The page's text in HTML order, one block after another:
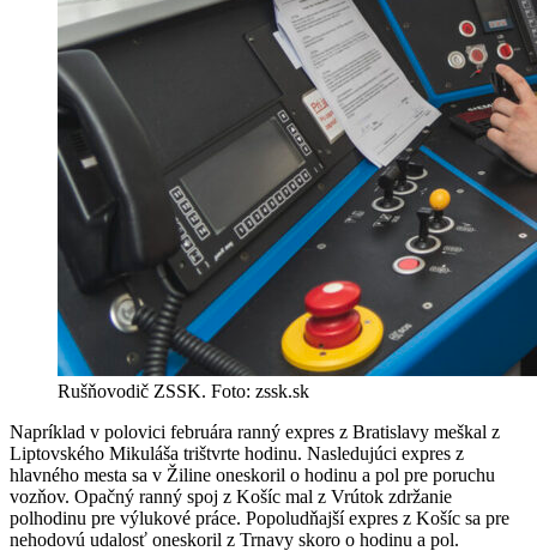
Rušňovodič ZSSK. Foto: zssk.sk
Napríklad v polovici februára ranný expres z Bratislavy meškal z
Liptovského Mikuláša trištvrte hodinu. Nasledujúci expres z
hlavného mesta sa v Žiline oneskoril o hodinu a pol pre poruchu
vozňov. Opačný ranný spoj z Košíc mal z Vrútok zdržanie
polhodinu pre výlukové práce. Popoludňajší expres z Košíc sa pre
nehodovú udalosť oneskoril z Trnavy skoro o hodinu a pol.